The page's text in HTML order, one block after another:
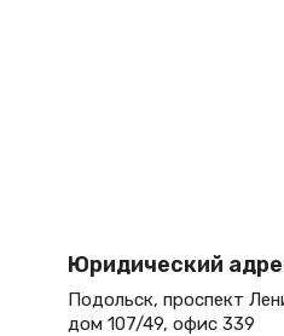
Юридический
Подольск, проспект
дом 107/49, офис 339